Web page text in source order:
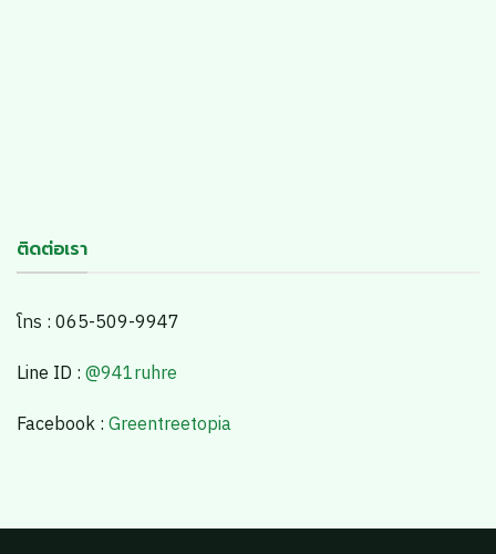
ติดต่อเรา
โทร : 065-509-9947
Line ID :@941ruhre
Facebook :Greentreetopia